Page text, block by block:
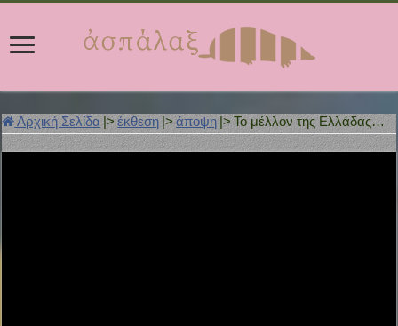
Αρχική Σελίδα |> έκθεση |> άποψη |>Το μέλλον της Ελλάδας…